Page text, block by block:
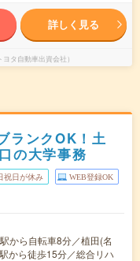
詳しく見る
タ自動車出資会社）
ランクOK！土
の大学事務
祝日が休み WEB登録OK
から自転車8分／植田(名
から徒歩15分／総合リハ